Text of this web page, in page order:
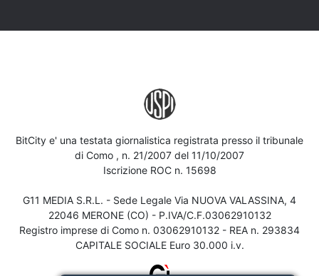
BitCity e' una testata giornalistica registrata presso il tribunale
di Como , n. 21/2007 del 11/10/2007
Iscrizione ROC n. 15698
G11 MEDIA S.R.L. - Sede Legale Via NUOVA VALASSINA, 4
22046 MERONE (CO) - P.IVA/C.F.03062910132
Registro imprese di Como n. 03062910132 - REA n. 293834
CAPITALE SOCIALE Euro 30.000 i.v.